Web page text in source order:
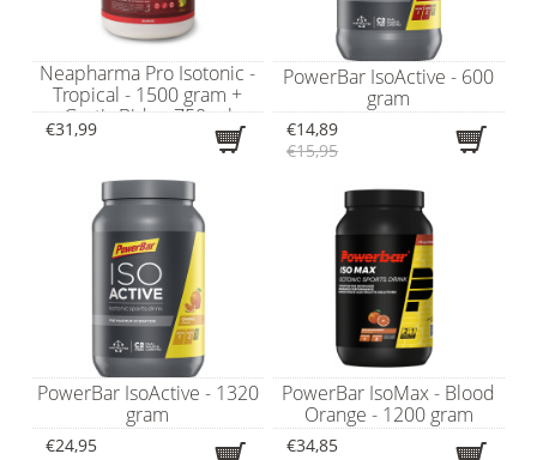
Neapharma Pro Isotonic -
Tropical - 1500 gram +
Gratis Bidon 750 ml
€31,99
PowerBar IsoActive - 600
gram
€14,89
€15,95
PowerBar IsoActive - 1320
gram
€24,95
PowerBar IsoMax - Blood
Orange - 1200 gram
€34,85